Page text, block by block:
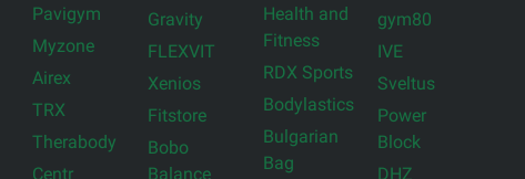
Pavigym
Myzone
Airex
TRX
Therabody
Centr
Gravity
FLEXVIT
Xenios
Fitstore
Bobo
Balance
Health and
Fitness
RDX Sports
Bodylastics
Bulgarian
Bag
gym80
IVE
Sveltus
Power
Block
DHZ